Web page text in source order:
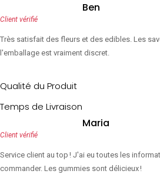
Ben
Client vérifié
Très satisfait des fleurs et des edibles. Les
l'emballage est vraiment discret.
Qualité du Produit
Temps de Livraison
Maria
Client vérifié
Service client au top ! J'ai eu toutes les
commander. Les gummies sont délicieux !